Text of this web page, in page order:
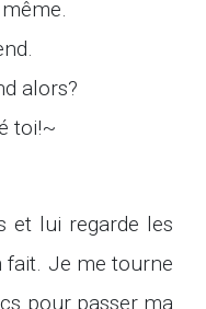
alors?
toi!~
et lui regarde les
fait. Je me tourne
pour passer ma